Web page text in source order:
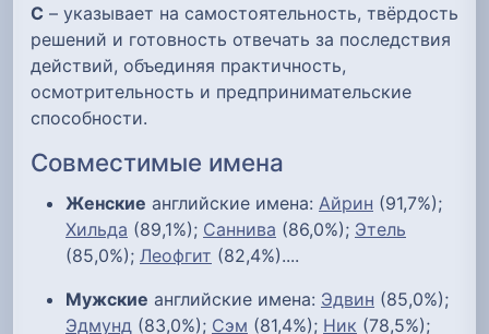
С – указывает на самостоятельность, твёрдость
решений и готовность отвечать за последствия
действий, объединяя практичность,
осмотрительность и предпринимательские
способности.
Совместимые имена
Женские английские имена: Айрин (91,7%);
Хильда (89,1%); Саннива (86,0%); Этель
(85,0%); Леофгит (82,4%)....
Мужские английские имена: Эдвин (85,0%);
Эдмунд (83,0%); Сэм (81,4%); Ник (78,5%);